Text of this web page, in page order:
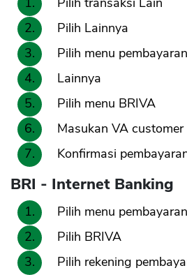
Pilih Lainnya
Pilih menu pembayaran
Lainnya
Pilih menu BRIVA
Masukan VA
Konfirmasi
BRI - Internet Banking
Pilih menu pembayaran
Pilih BRIVA
Pilih rekening